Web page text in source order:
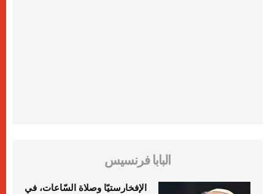
البابا فرنسيس
الإفخارستيّا وصلاة السّاعات، في